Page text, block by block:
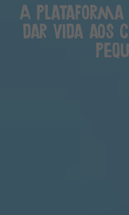
A plataforma
dar vida aos